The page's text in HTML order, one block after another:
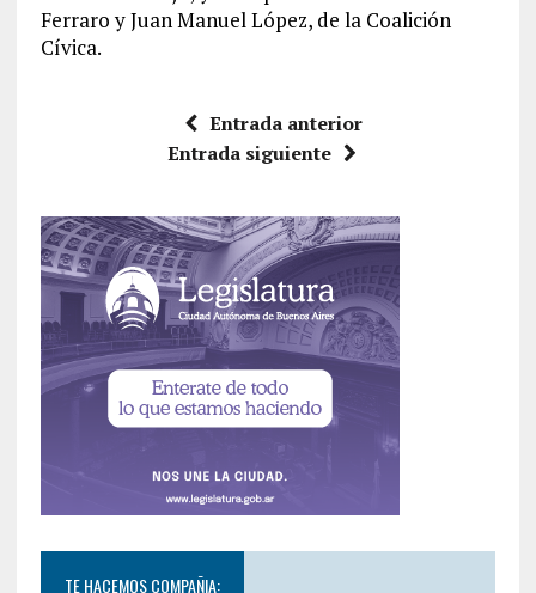
Ferraro y Juan Manuel López, de la Coalición
Cívica.
Entrada anterior
Entrada siguiente
TE HACEMOS COMPAÑIA: